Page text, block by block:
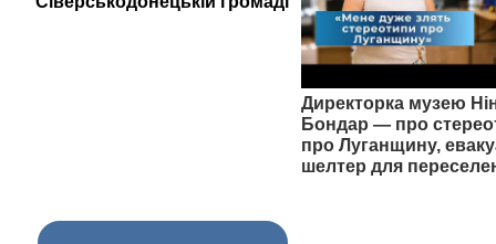
Директорка музею
Бондар — про
про Луганщину,
шелтер для